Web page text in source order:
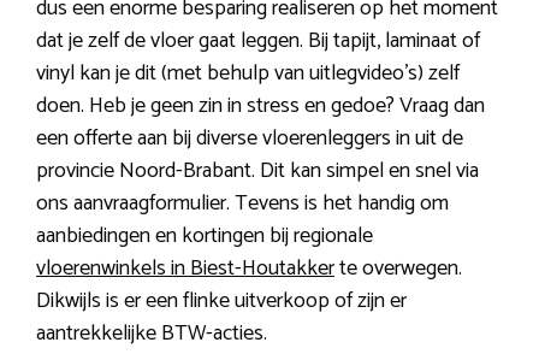
dus een enorme besparing realiseren op het moment
dat je zelf de vloer gaat leggen. Bij tapijt, laminaat of
vinyl kan je dit (met behulp van uitlegvideo’s) zelf
doen. Heb je geen zin in stress en gedoe? Vraag dan
een offerte aan bij diverse vloerenleggers in uit de
provincie Noord-Brabant. Dit kan simpel en snel via
ons aanvraagformulier. Tevens is het handig om
aanbiedingen en kortingen bij regionale
vloerenwinkels in Biest-Houtakkerte overwegen.
Dikwijls is er een flinke uitverkoop of zijn er
aantrekkelijke BTW-acties.